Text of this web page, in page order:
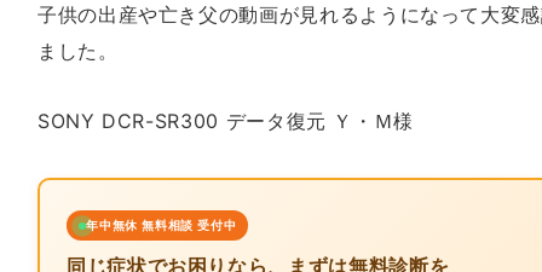
子供の出産や亡き父の動画が見れるようになって大変
ました。
SONY DCR-SR300 データ復元 Ｙ・Ｍ様
年中無休 無料相談 受付中
同じ症状でお困りなら、まずは無料診断を